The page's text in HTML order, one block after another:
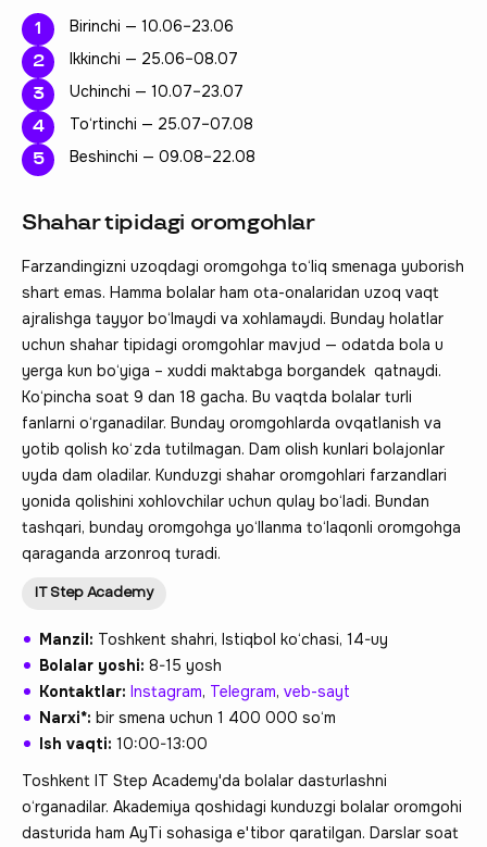
Birinchi — 10.06–23.06
Ikkinchi — 25.06–08.07
Uchinchi — 10.07–23.07
To‘rtinchi — 25.07–07.08
Beshinchi — 09.08–22.08
Shahar tipidagi oromgohlar
Farzandingizni uzoqdagi oromgohga to‘liq smenaga yuborish
shart emas. Hamma bolalar ham ota-onalaridan uzoq vaqt
ajralishga tayyor bo‘lmaydi va xohlamaydi. Bunday holatlar
uchun shahar tipidagi oromgohlar mavjud — odatda bola u
yerga kun bo‘yiga – xuddi maktabga borgandek qatnaydi.
Ko‘pincha soat 9 dan 18 gacha. Bu vaqtda bolalar turli
fanlarni o‘rganadilar. Bunday oromgohlarda ovqatlanish va
yotib qolish ko‘zda tutilmagan. Dam olish kunlari bolajonlar
uyda dam oladilar. Kunduzgi shahar oromgohlari farzandlari
yonida qolishini xohlovchilar uchun qulay bo‘ladi. Bundan
tashqari, bunday oromgohga yo‘llanma to‘laqonli oromgohga
qaraganda arzonroq turadi.
IT Step Academy
Manzil: Toshkent shahri, Istiqbol ko‘chasi, 14-uy
Bolalar yoshi: 8-15 yosh
Kontaktlar: Instagram, Telegram, veb-sayt
Narxi*: bir smena uchun 1 400 000 so‘m
Ish vaqti: 10:00-13:00
Toshkent IT Step Academy'da bolalar dasturlashni
o‘rganadilar. Akademiya qoshidagi kunduzgi bolalar oromgohi
dasturida ham АyТi sohasiga e'tibor qaratilgan. Darslar soat